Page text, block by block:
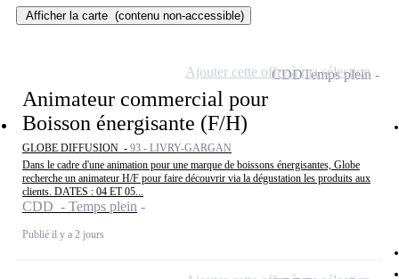
Afficher la carte (contenu non-accessible)
Animateur commercial pour
Boisson énergisante (F/H)
GLOBE DIFFUSION - 93 - LIVRY-GARGAN
Dans le cadre d'une animation pour une marque de boissons énergisantes, Globe
recherche un animateur H/F pour faire découvrir via la dégustation les produits aux
clients. DATES : 04 ET 05...
CDD - Temps plein
Publié il y a 2 jours
CDDTemps plein
Ajouter cette offre à ma sélection